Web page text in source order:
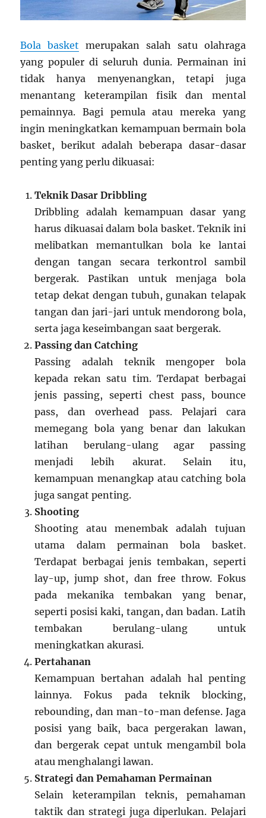
Bola basket merupakan salah satu olahraga
yang populer di seluruh dunia. Permainan ini
tidak hanya menyenangkan, tetapi juga
menantang keterampilan fisik dan mental
pemainnya. Bagi pemula atau mereka yang
ingin meningkatkan kemampuan bermain bola
basket, berikut adalah beberapa dasar-dasar
penting yang perlu dikuasai:
Teknik Dasar Dribbling
Dribbling adalah kemampuan dasar yang
harus dikuasai dalam bola basket. Teknik ini
melibatkan memantulkan bola ke lantai
dengan tangan secara terkontrol sambil
bergerak. Pastikan untuk menjaga bola
tetap dekat dengan tubuh, gunakan telapak
tangan dan jari-jari untuk mendorong bola,
serta jaga keseimbangan saat bergerak.
Passing dan Catching
Passing adalah teknik mengoper bola
kepada rekan satu tim. Terdapat berbagai
jenis passing, seperti chest pass, bounce
pass, dan overhead pass. Pelajari cara
memegang bola yang benar dan lakukan
latihan berulang-ulang agar passing
menjadi lebih akurat. Selain itu,
kemampuan menangkap atau catching bola
juga sangat penting.
Shooting
Shooting atau menembak adalah tujuan
utama dalam permainan bola basket.
Terdapat berbagai jenis tembakan, seperti
lay-up, jump shot, dan free throw. Fokus
pada mekanika tembakan yang benar,
seperti posisi kaki, tangan, dan badan. Latih
tembakan berulang-ulang untuk
meningkatkan akurasi.
Pertahanan
Kemampuan bertahan adalah hal penting
lainnya. Fokus pada teknik blocking,
rebounding, dan man-to-man defense. Jaga
posisi yang baik, baca pergerakan lawan,
dan bergerak cepat untuk mengambil bola
atau menghalangi lawan.
Strategi dan Pemahaman Permainan
Selain keterampilan teknis, pemahaman
taktik dan strategi juga diperlukan. Pelajari